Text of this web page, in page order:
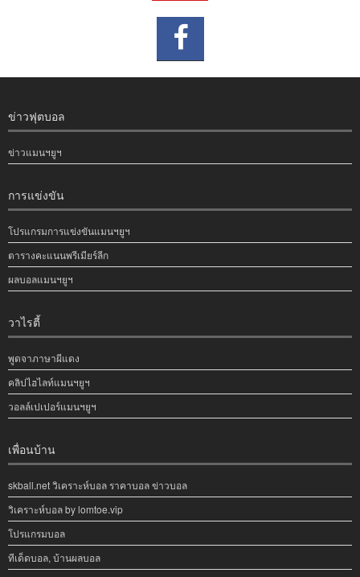
ข่าวฟุตบอล
ข่าวแมนฯยูฯ
การแข่งขัน
โปรแกรมการแข่งขันแมนฯยูฯ
ตารางคะแนนพรีเมียร์ลีก
ผลบอลแมนฯยูฯ
วาไรตี้
พูดจาภาษาผีแดง
คลิปไฮไลท์แมนฯยูฯ
วอลล์เปเปอร์แมนฯยูฯ
เพื่อนบ้าน
skball.net วิเคราะห์บอล ราคาบอล ข่าวบอล
วิเคราะห์บอล by lomtoe.vip
โปรแกรมบอล
ทีเด็ดบอล, บ้านผลบอล